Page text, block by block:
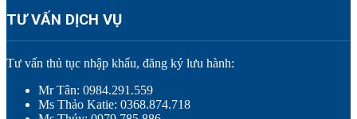
TƯ VẤN DỊCH VỤ
Tư vấn thủ tục nhập khẩu, đăng ký lưu hành:
Mr Tân: 0984.291.559
Ms Thảo Katie: 0368.874.718